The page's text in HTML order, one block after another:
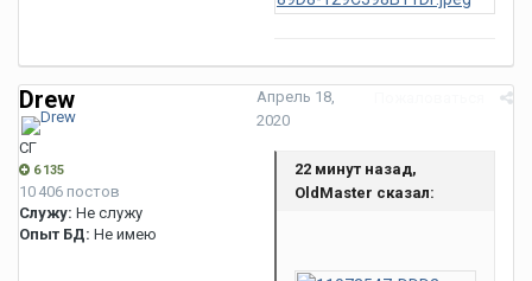
Drew
СГ
6 135
10 406 постов
Служу: Не служу
Опыт БД: Не имею
Апрель 18,
2020
22 минут назад,
OldMaster сказал: